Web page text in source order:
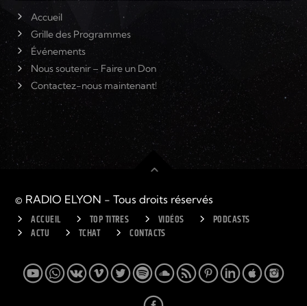
Accueil
Grille des Programmes
Événements
Nous soutenir – Faire un Don
Contactez-nous maintenant!
© RADIO ELYON - Tous droits réservés
ACCUEIL TOP TITRES VIDÉOS
PODCASTS
ACTU
TCHAT CONTACTS